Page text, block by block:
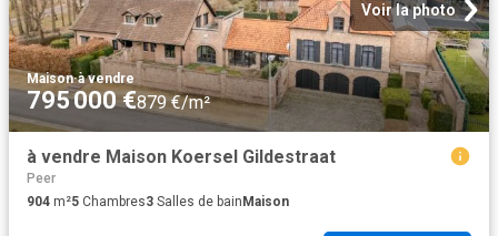
Voir la photo
Maison·à vendre
795 000 €879 €/m²
à vendre Maison Koersel Gildestraat
Peer
904 m²5 Chambres3 Salles de bain Maison